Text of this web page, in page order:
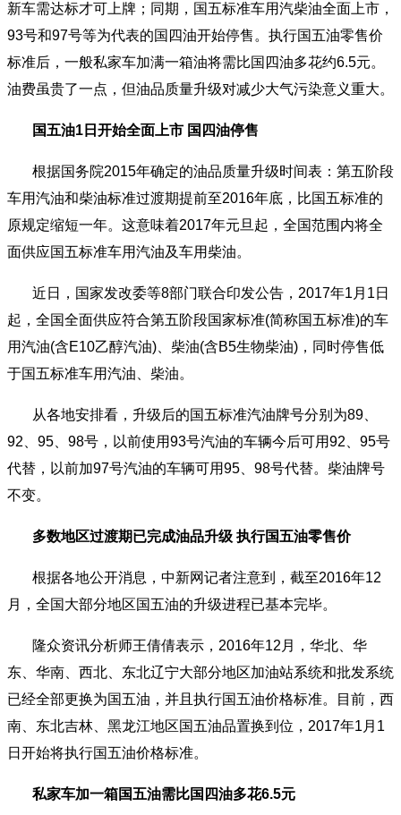
新车需达标才可上牌；同期，国五标准车用汽柴油全面上市，
93号和97号等为代表的国四油开始停售。执行国五油零售价
标准后，一般私家车加满一箱油将需比国四油多花约6.5元。
油费虽贵了一点，但油品质量升级对减少大气污染意义重大。
国五油1日开始全面上市 国四油停售
根据国务院2015年确定的油品质量升级时间表：第五阶段
车用汽油和柴油标准过渡期提前至2016年底，比国五标准的
原规定缩短一年。这意味着2017年元旦起，全国范围内将全
面供应国五标准车用汽油及车用柴油。
近日，国家发改委等8部门联合印发公告，2017年1月1日
起，全国全面供应符合第五阶段国家标准(简称国五标准)的车
用汽油(含E10乙醇汽油)、柴油(含B5生物柴油)，同时停售低
于国五标准车用汽油、柴油。
从各地安排看，升级后的国五标准汽油牌号分别为89、
92、95、98号，以前使用93号汽油的车辆今后可用92、95号
代替，以前加97号汽油的车辆可用95、98号代替。柴油牌号
不变。
多数地区过渡期已完成油品升级 执行国五油零售价
根据各地公开消息，中新网记者注意到，截至2016年12
月，全国大部分地区国五油的升级进程已基本完毕。
隆众资讯分析师王倩倩表示，2016年12月，华北、华
东、华南、西北、东北辽宁大部分地区加油站系统和批发系统
已经全部更换为国五油，并且执行国五油价格标准。目前，西
南、东北吉林、黑龙江地区国五油品置换到位，2017年1月1
日开始将执行国五油价格标准。
私家车加一箱国五油需比国四油多花6.5元